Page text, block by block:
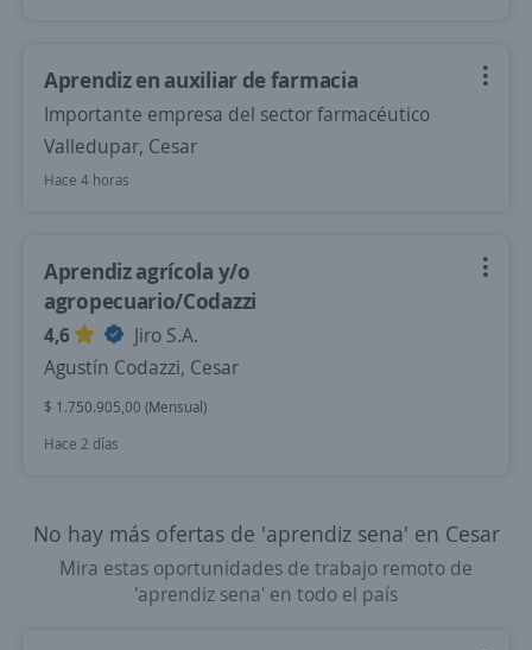
Aprendiz en auxiliar de farmacia
Importante empresa del sector farmacéutico
Valledupar, Cesar
Hace 4 horas
Aprendiz agrícola y/o
agropecuario/Codazzi
4,6
Jiro S.A.
Agustín Codazzi, Cesar
$ 1.750.905,00 (Mensual)
Hace 2 días
No hay más ofertas de 'aprendiz sena' en Cesar
Mira estas oportunidades de trabajo remoto de
'aprendiz sena' en todo el país